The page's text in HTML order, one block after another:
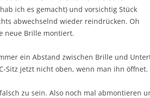
ich es gemacht) und vorsichtig Stück
abwechselnd wieder reindrücken. Oh
neue Brille montiert.
ein Abstand zwischen Brille und
Sitz jetzt nicht oben, wenn man ihn öffnet.
zu sein. Also noch mal abmontieren